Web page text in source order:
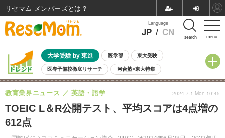
menu
Language
JP / CN search
大学受験 by 東進 医学部 東大受験
医専予備校徹底リサーチ 河合塾×東大特集
親子で考える大学選び 高校受験 中学受験 小学校受験
共通テスト 夏休み 8月開催学校説明会・相談会
8月開催イベント・WS 全国公立高校 過去問 人気記事
自由研究教材（小学生向け）
TOEIC L＆R公開テスト、平均スコアは4点増の
612点
教育業界ニュース 英語・語学 2024.7.1 Mon 10:45
リセマム メンバーズ